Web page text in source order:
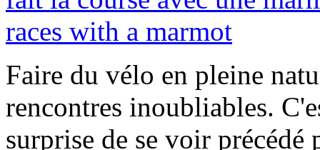
Faire du vélo en pleine
rencontres inoubliables.
surprise de se voir